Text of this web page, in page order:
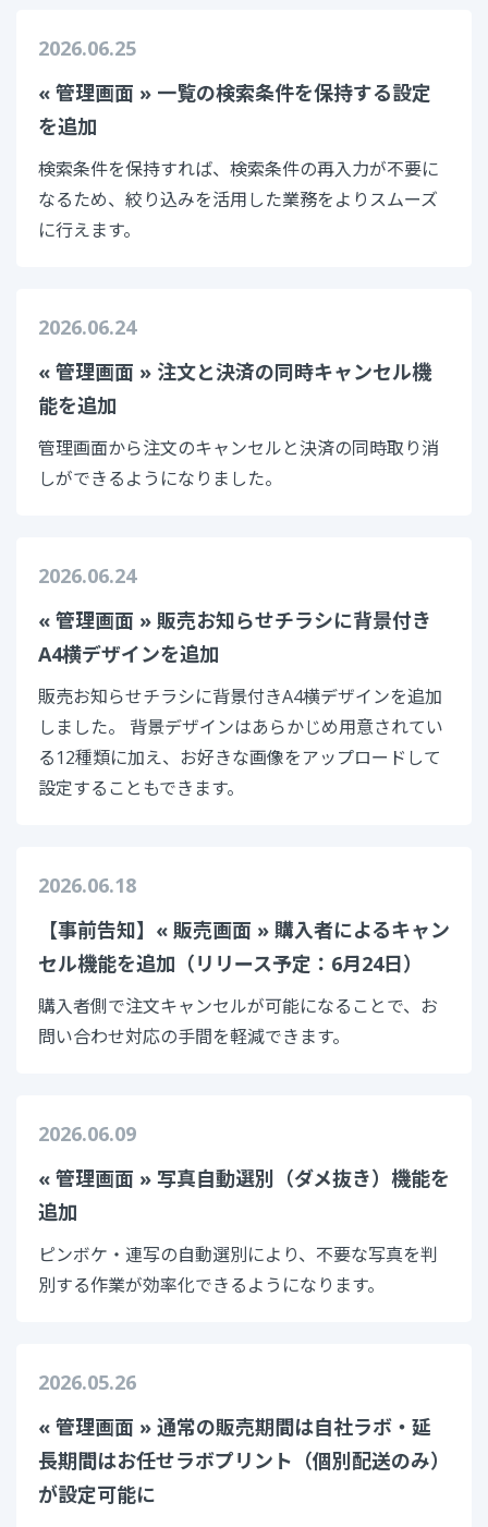
2026.06.25
« 管理画面 » 一覧の検索条件を保持する設定
を追加
検索条件を保持すれば、検索条件の再入力が不要に
なるため、絞り込みを活用した業務をよりスムーズ
に行えます。
2026.06.24
« 管理画面 » 注文と決済の同時キャンセル機
能を追加
管理画面から注文のキャンセルと決済の同時取り消
しができるようになりました。
2026.06.24
« 管理画面 » 販売お知らせチラシに背景付き
A4横デザインを追加
販売お知らせチラシに背景付きA4横デザインを追加
しました。 背景デザインはあらかじめ用意されてい
る12種類に加え、お好きな画像をアップロードして
設定することもできます。
2026.06.18
【事前告知】« 販売画面 » 購入者によるキャン
セル機能を追加（リリース予定：6月24日）
購入者側で注文キャンセルが可能になることで、お
問い合わせ対応の手間を軽減できます。
2026.06.09
« 管理画面 » 写真自動選別（ダメ抜き）機能を
追加
ピンボケ・連写の自動選別により、不要な写真を判
別する作業が効率化できるようになります。
2026.05.26
« 管理画面 » 通常の販売期間は自社ラボ・延
長期間はお任せラボプリント（個別配送のみ）
が設定可能に